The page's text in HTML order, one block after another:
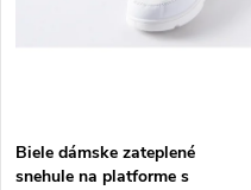
Biele dámske zateplené
snehule na platforme s